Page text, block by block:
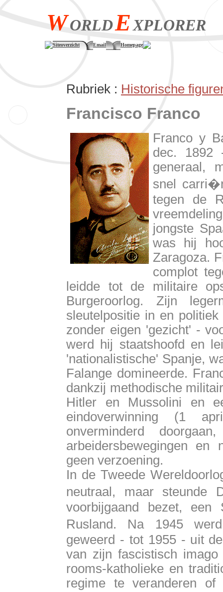
WORLDEXPLORER
Siteoverzicht Email Homepage
Rubriek : Historische
Francisco Franco
Franco y
dec. 1892
generaal,
snel
tegen de
jongste
was hij
Zaragoza.
complot
leidde tot de militaire
Burgeroorlog. Zijn
sleutelpositie in en
zonder eigen 'gezicht' -
werd hij staatshoofd en
'nationalistische' Spanje,
Falange domineerde.
dankzij methodische
Hitler en Mussolini en
eindoverwinning (1
onverminderd
arbeidersbewegingen en
geen verzoening.
In de Tweede
neutraal, maar steunde
voorbijgaand bezet,
Rusland. Na 1945
geweerd - tot 1955 - uit
van zijn fascistisch
rooms-katholieke en
regime te veranderen